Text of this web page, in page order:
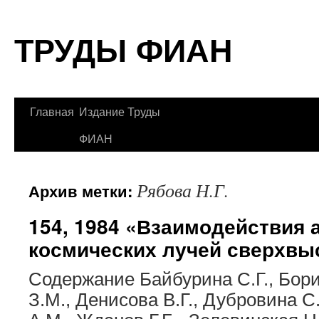
содержимому
ТРУДЫ ФИАН
Главная Издание Труды
ФИАН
Архив метки: Рябова Н.Г.
154, 1984 «Взаимодействия
космических лучей
Содержание Байбурина С.Г.,
З.М., Денисова В.Г., Дубровина